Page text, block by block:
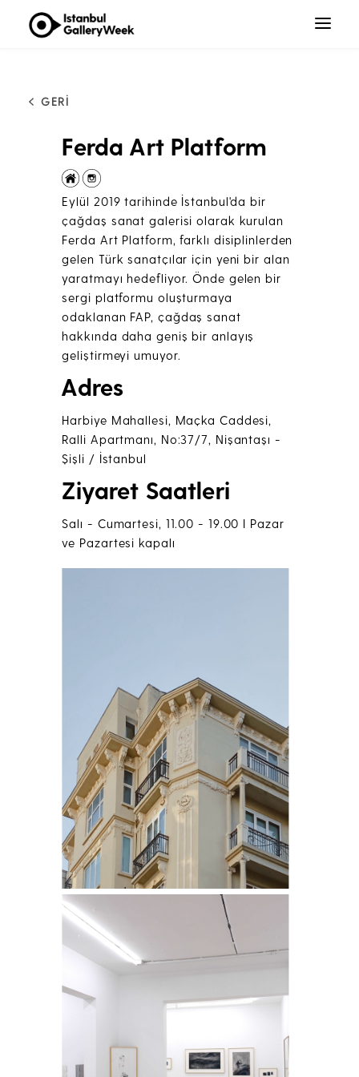
GERİ
Ferda Art Platform
Eylül 2019 tarihinde İstanbul'da bir
çağdaş sanat galerisi olarak kurulan
Ferda Art Platform, farklı disiplinlerden
gelen Türk sanatçılar için yeni bir alan
yaratmayı hedefliyor. Önde gelen bir
sergi platformu oluşturmaya
odaklanan FAP, çağdaş sanat
hakkında daha geniş bir anlayış
geliştirmeyi umuyor.
Adres
Harbiye Mahallesi, Maçka Caddesi,
Ralli Apartmanı, No:37/7, Nişantaşı -
Şişli / İstanbul
Ziyaret Saatleri
Salı - Cumartesi, 11.00 - 19.00 I Pazar
ve Pazartesi kapalı